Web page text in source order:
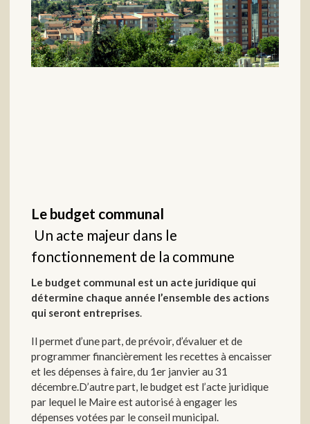
Le budget communal
Un acte majeur dans le
fonctionnement de la commune
Le budget communal est un acte juridique qui
détermine chaque année l’ensemble des actions
qui seront entreprises.
Il permet d’une part, de prévoir, d’évaluer et de
programmer financièrement les recettes à encaisser
et les dépenses à faire, du 1er janvier au 31
décembre.D’autre part, le budget est l’acte juridique
par lequel le Maire est autorisé à engager les
dépenses votées par le conseil municipal.